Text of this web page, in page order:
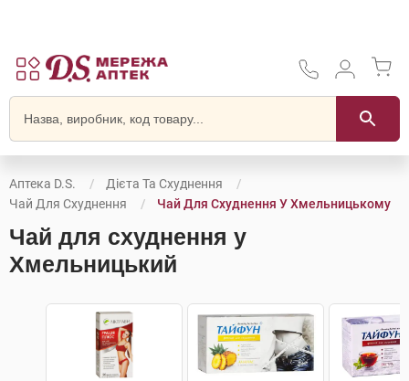
Аптека D.S.
Дієта Та Схуднення
Чай Для Схуднення
Чай Для Схуднення У Хмельницькому
Чай для схуднення у
Хмельницький